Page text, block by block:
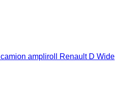
camion ampliroll Renault D Wide